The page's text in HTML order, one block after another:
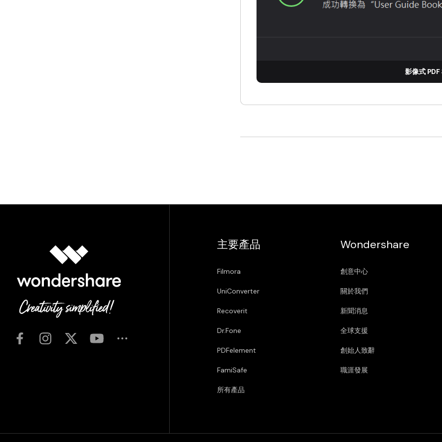
影像式 PDF
主要產品
Filmora
UniConverter
Recoverit
Dr.Fone
PDFelement
FamiSafe
所有產品
Wondershare
創意中心
關於我們
新聞消息
全球支援
創始人致辭
職涯發展